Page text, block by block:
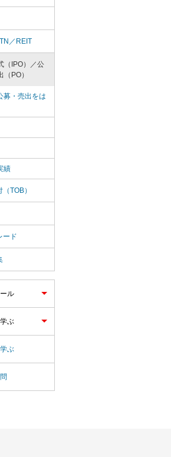
／REIT
（IPO）／公
PO）
募・売出をは
績
TOB）
ード
ル
ぶ
ぶ